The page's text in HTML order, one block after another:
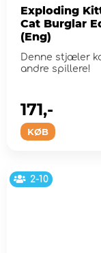
Exploding
Cat Burglar
(Eng)
Denne stjæler
andre spillere!
KØB
171,-
2-10